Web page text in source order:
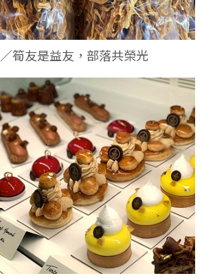
筍友是益友，部落共榮光